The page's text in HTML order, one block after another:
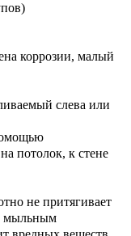
коррозии, малый
слева или
потолок, к стене
не притягивает
мыльным